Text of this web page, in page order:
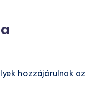
hozzájárulnak az